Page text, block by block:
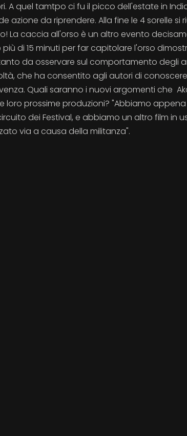
A quel tamtpo ci fu il picco dell'estate in
azione da riprendere. Alla fine le 4 sorelle si
La caccia all'orso è un altro evento
di 15 minuti per far capitolare l'orso
da osservare sul comportamento degli
che ha consentito agli autori di
Quali saranno i nuovi argomenti che
loro prossime produzioni? "Abbiamo
dei Festival, e abbiamo un altro film in
via a causa della militanza".